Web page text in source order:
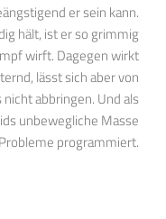
er sein kann.
hält, ist er so grimmig
wirft. Dagegen wirkt
lässt sich aber von
abbringen. Und als
unbewegliche Masse
programmiert.